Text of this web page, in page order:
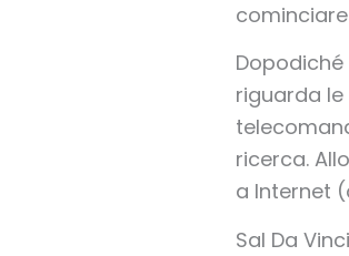
riguarda
ricerca.
a Internet
Sal Da